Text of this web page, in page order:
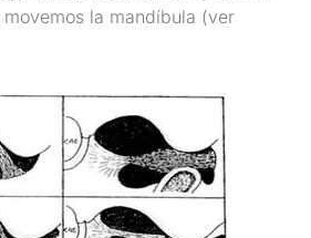
la mandíbula (ver